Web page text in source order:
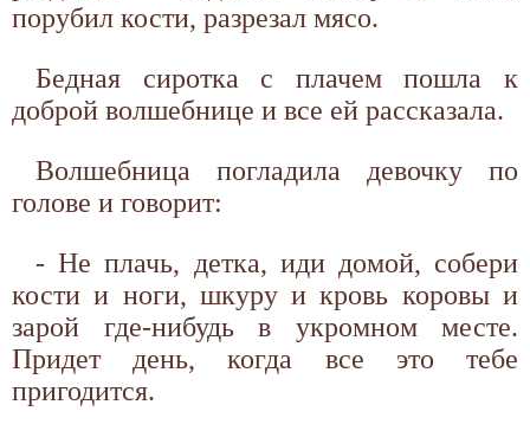
порубил кости, разрезал мясо.
Бедная сиротка с плачем пошла к
доброй волшебнице и все ей рассказала.
Волшебница погладила девочку по
голове и говорит:
- Не плачь, детка, иди домой, собери
кости и ноги, шкуру и кровь коровы и
зарой где-нибудь в укромном месте.
Придет день, когда все это тебе
пригодится.